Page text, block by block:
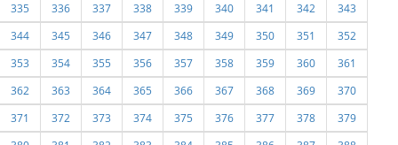
335
336 337 338 339 340 341 342
343
344
345 346 347 348 349 350 351
352
353
354 355 356 357 358 359 360
361
362
363 364 365 366 367 368 369
370
371
372 373 374 375 376 377 378
379